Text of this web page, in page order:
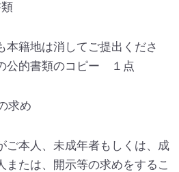
本籍地は消してご提出くださ
公的書類のコピー １点
求め
ご本人、未成年者もしくは、成
または、開示等の求めをするこ